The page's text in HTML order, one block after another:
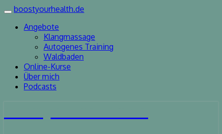
Toggle
navigation
boostyourhealth.de
Angebote
Klangmassage
Autogenes Training
Waldbaden
Online-Kurse
Über mich
Podcasts